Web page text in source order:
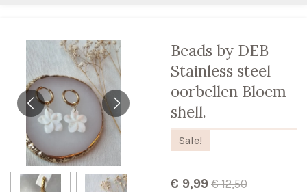
Beads by DEB
Stainless steel
oorbellen Bloem
shell.
Sale!
€ 9,99 € 12,50